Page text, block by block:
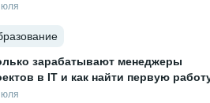
зарабатывают менеджеры
в IT и как найти первую